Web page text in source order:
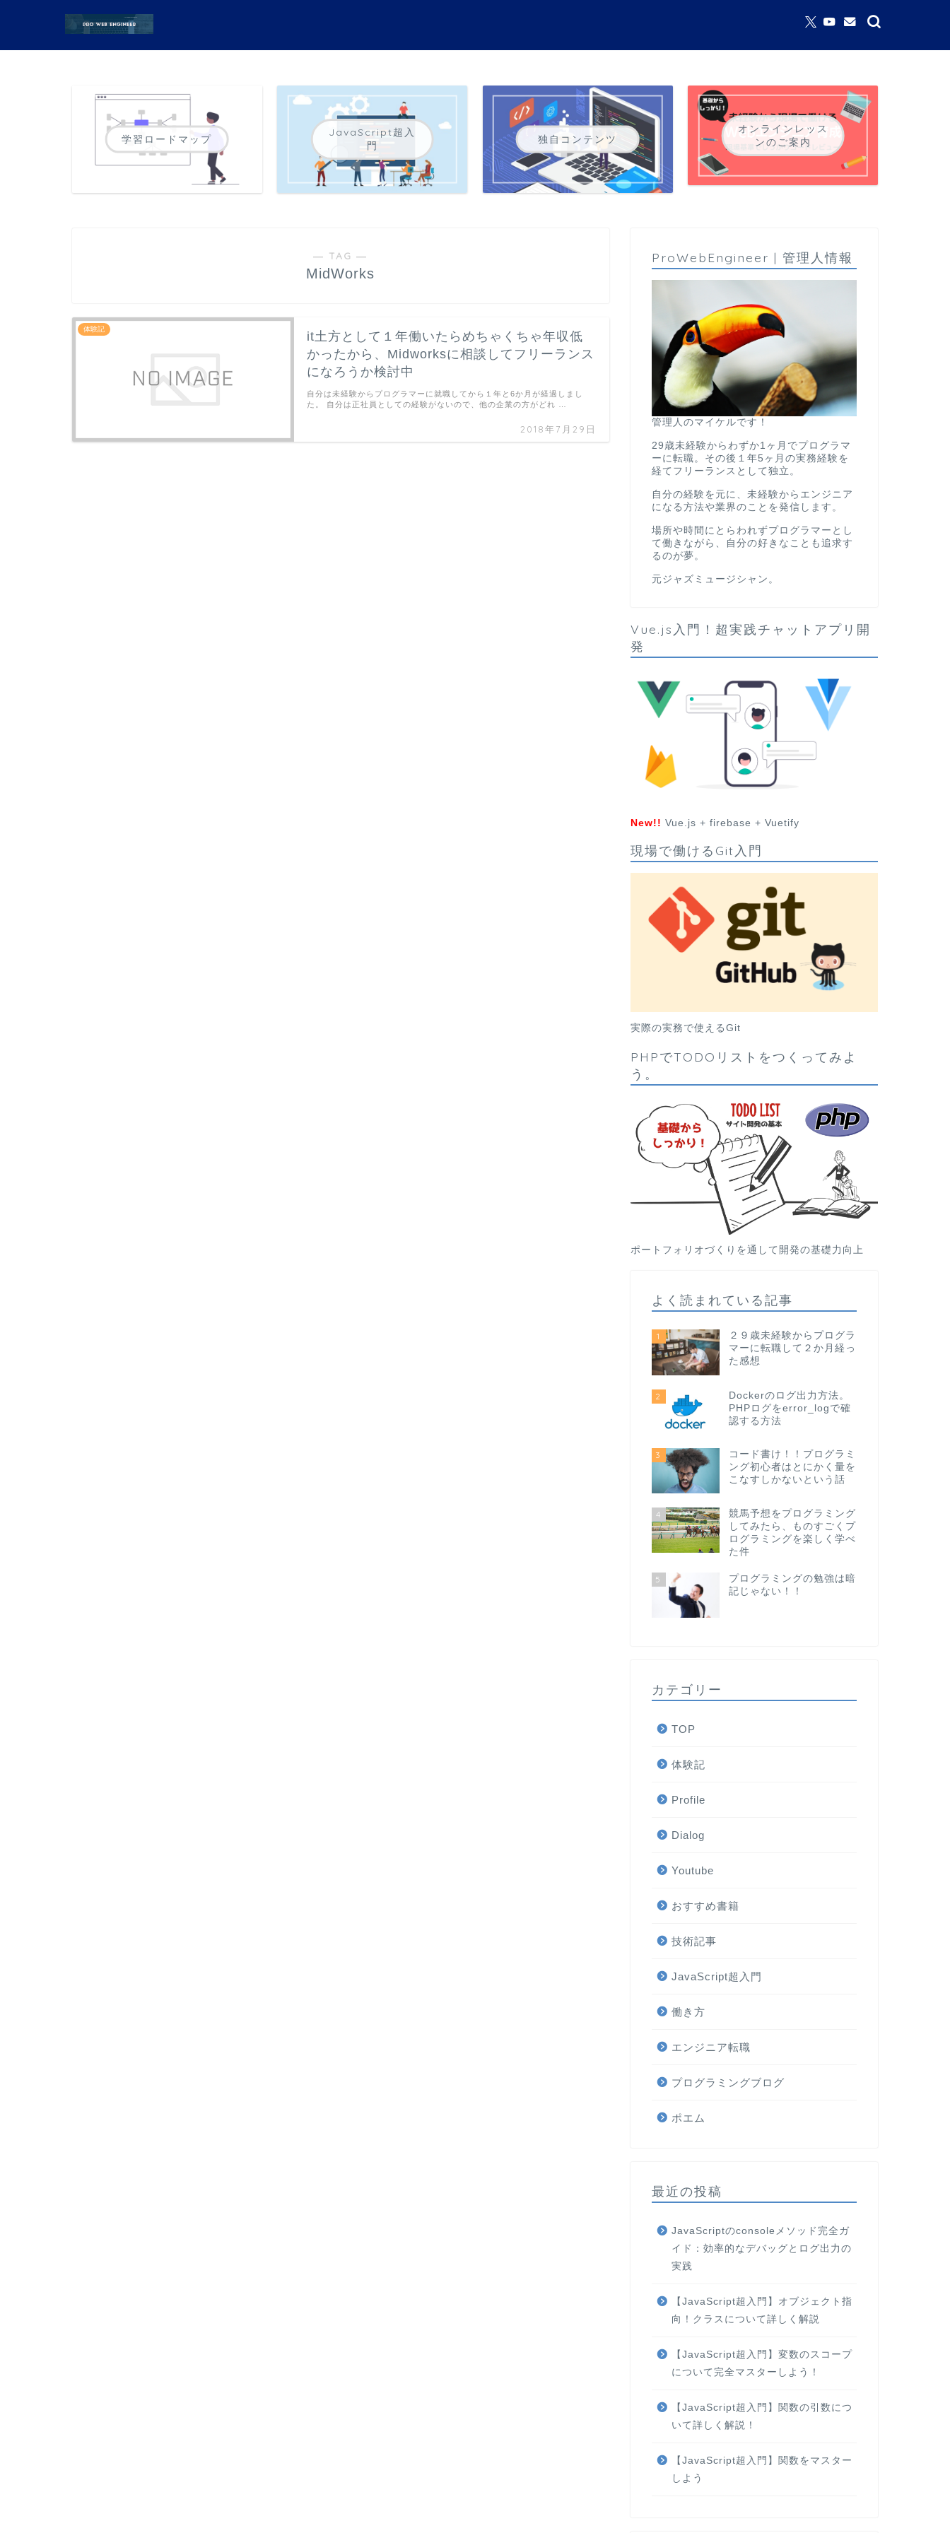
学習ロードマップ
JavaScript超入
門
独自コンテンツ
オンラインレッス
ンのご案内
― TAG ―
MidWorks
体験記
it土方として１年働いたらめちゃくちゃ年収低
かったから、Midworksに相談してフリーランス
になろうか検討中
2018年7月29日
自分は未経験からプログラマーに就職してから１年と6か月が経過しまし
た。 自分は正社員としての経験がないので、他の企業の方がどれ …
ProWebEngineer | 管理人情報
管理人のマイケルです！
29歳未経験からわずか1ヶ月でプログラマ
ーに転職。その後１年5ヶ月の実務経験を
経てフリーランスとして独立。
自分の経験を元に、未経験からエンジニア
になる方法や業界のことを発信します。
場所や時間にとらわれずプログラマーとし
て働きながら、自分の好きなことも追求す
るのが夢。
元ジャズミュージシャン。
Vue.js入門！超実践チャットアプリ開
発
New!! Vue.js + firebase + Vuetify
現場で働けるGit入門
実際の実務で使えるGit
PHPでTODOリストをつくってみよ
う。
ポートフォリオづくりを通して開発の基礎力向上
よく読まれている記事
1
２９歳未経験からプログラ
マーに転職して２か月経っ
た感想
2
Dockerのログ出力方法。
PHPログをerror_logで確
認する方法
3
コード書け！！プログラミ
ング初心者はとにかく量を
こなすしかないという話
4
競馬予想をプログラミング
してみたら、ものすごくプ
ログラミングを楽しく学べ
た件
5
プログラミングの勉強は暗
記じゃない！！
カテゴリー
TOP
体験記
Profile
Dialog
Youtube
おすすめ書籍
技術記事
JavaScript超入門
働き方
エンジニア転職
プログラミングブログ
ポエム
最近の投稿
JavaScriptのconsoleメソッド完全ガ
イド：効率的なデバッグとログ出力の
実践
【JavaScript超入門】オブジェクト指
向！クラスについて詳しく解説
【JavaScript超入門】変数のスコープ
について完全マスターしよう！
【JavaScript超入門】関数の引数につ
いて詳しく解説！
【JavaScript超入門】関数をマスター
しよう